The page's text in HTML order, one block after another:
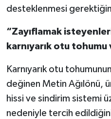
desteklenmesi
“Zayıflamak
karnıyarık otu tohumu
Karnıyarık otu
değinen Metin Ağılönü,
hissi ve sindirim sistemi
nedeniyle tercih